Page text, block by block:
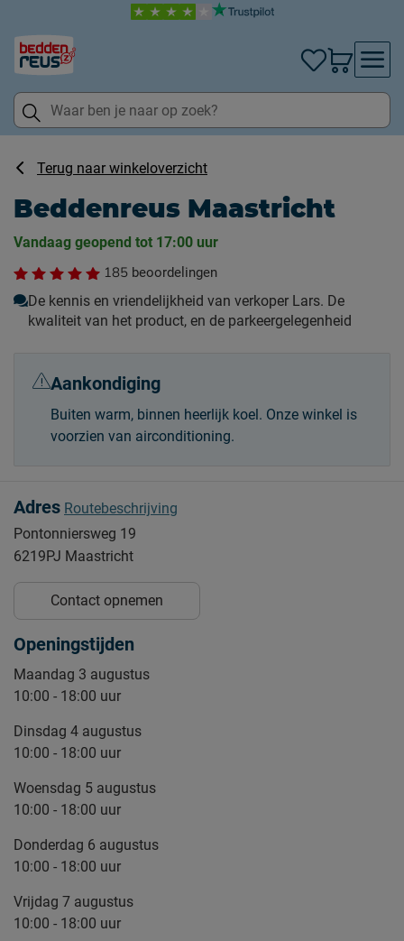
Terug naar winkeloverzicht
Beddenreus Maastricht
Vandaag geopend tot 17:00 uur
185 beoordelingen
De kennis en vriendelijkheid van verkoper Lars. De
kwaliteit van het product, en de parkeergelegenheid
Aankondiging
Buiten warm, binnen heerlijk koel. Onze winkel is
voorzien van airconditioning.
Adres Routebeschrijving
Pontonniersweg 19
6219PJ Maastricht
Contact opnemen
Openingstijden
Maandag 3 augustus
10:00 - 18:00 uur
Dinsdag 4 augustus
10:00 - 18:00 uur
Woensdag 5 augustus
10:00 - 18:00 uur
Donderdag 6 augustus
10:00 - 18:00 uur
Vrijdag 7 augustus
10:00 - 18:00 uur